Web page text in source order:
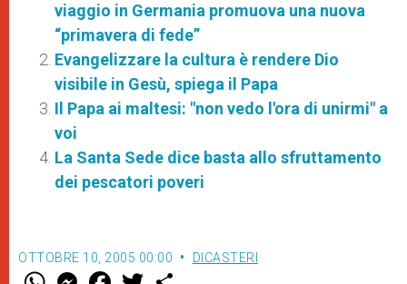
viaggio in Germania promuova una nuova
“primavera di fede”
Evangelizzare la cultura è rendere Dio
visibile in Gesù, spiega il Papa
Il Papa ai maltesi: "non vedo l'ora di unirmi" a
voi
La Santa Sede dice basta allo sfruttamento
dei pescatori poveri
OTTOBRE 10, 2005 00:00 DICASTERI
W M F